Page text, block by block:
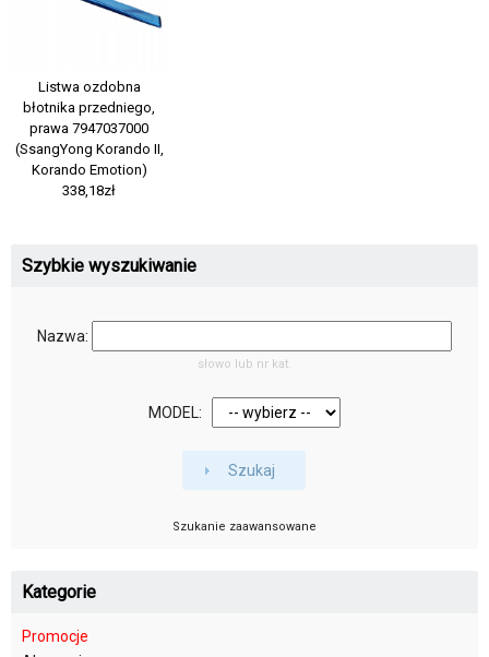
Listwa ozdobna
błotnika przedniego,
prawa 7947037000
(SsangYong Korando II,
Korando Emotion)
338,18zł
Szybkie wyszukiwanie
Nazwa:
słowo lub nr kat.
MODEL:
Szukaj
Szukanie zaawansowane
Kategorie
Promocje